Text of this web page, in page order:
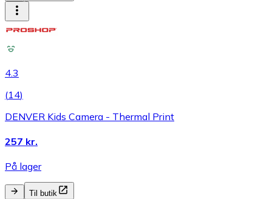
4.3
(14)
DENVER Kids Camera - Thermal Print
257 kr.
På lager
Til butik